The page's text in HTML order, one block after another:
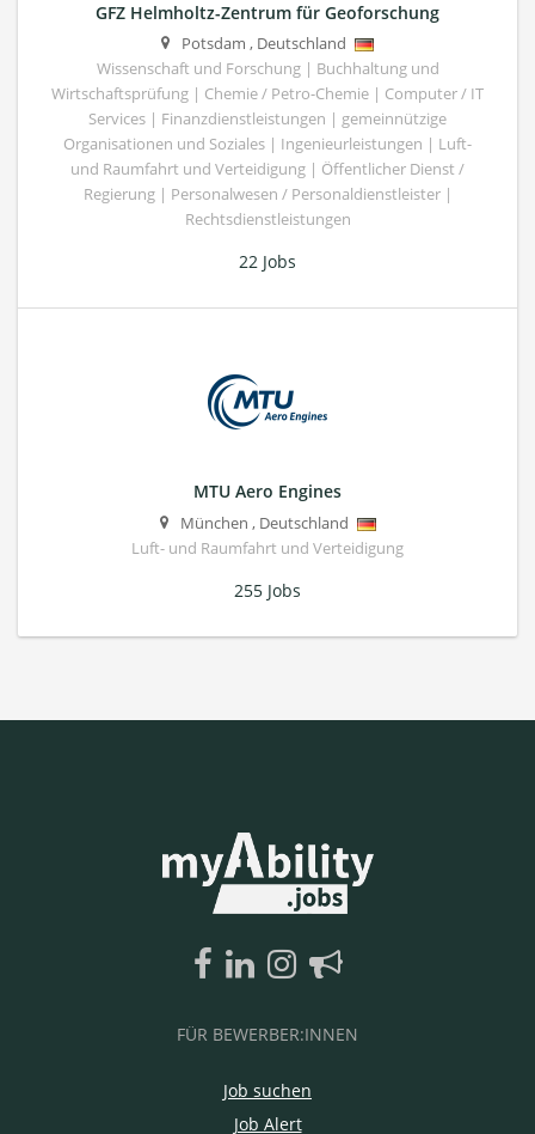
GFZ Helmholtz-Zentrum für Geoforschung
Potsdam , Deutschland
Wissenschaft und Forschung | Buchhaltung und
Wirtschaftsprüfung | Chemie / Petro-Chemie | Computer / IT
Services | Finanzdienstleistungen | gemeinnützige
Organisationen und Soziales | Ingenieurleistungen | Luft-
und Raumfahrt und Verteidigung | Öffentlicher Dienst /
Regierung | Personalwesen / Personaldienstleister |
Rechtsdienstleistungen
22 Jobs
MTU Aero Engines
München , Deutschland
Luft- und Raumfahrt und Verteidigung
255 Jobs
FÜR BEWERBER:INNEN
Job suchen
Job Alert